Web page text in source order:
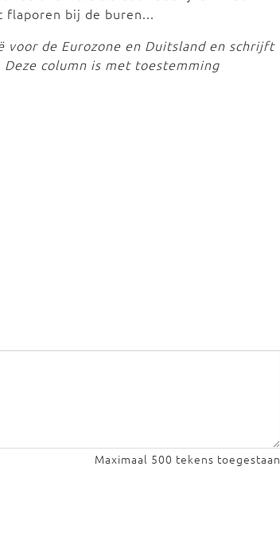
flaporen bij de buren...
voor de Eurozone en Duitsland en schrijft
column is met toestemming
Maximaal 500 tekens toegestaan